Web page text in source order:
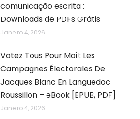
comunicação escrita :
Downloads de PDFs Grátis
Janeiro 4, 2026
Votez Tous Pour Moi!: Les
Campagnes Électorales De
Jacques Blanc En Languedoc
Roussillon – eBook [EPUB, PDF]
Janeiro 4, 2026